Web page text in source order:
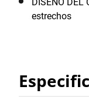
estrechos